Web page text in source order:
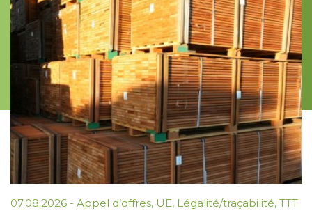
07.08.2026 - Appel d’offres, UE, Légalité/traçabilité, TTT